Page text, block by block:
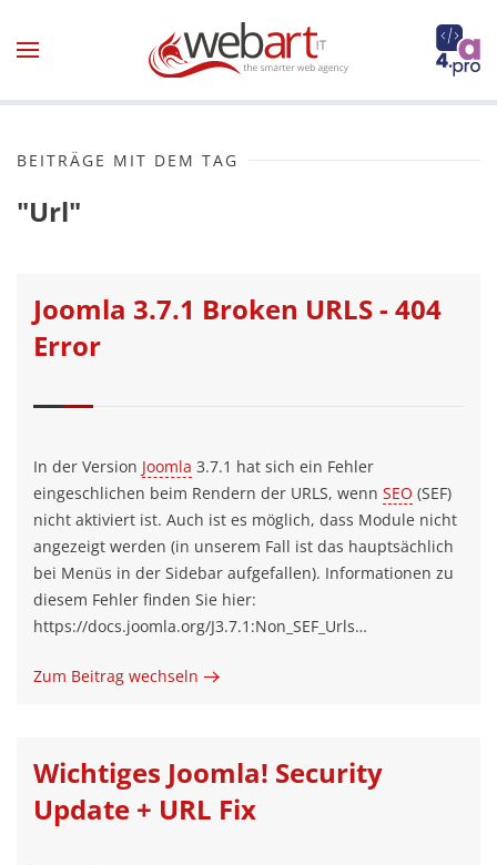
Zum Hauptinhalt springen
BEITRÄGE MIT DEM TAG
"Url"
Joomla 3.7.1 Broken URLS - 404
Error
In der Version Joomla 3.7.1 hat sich ein Fehler
eingeschlichen beim Rendern der URLS, wenn SEO (SEF)
nicht aktiviert ist. Auch ist es möglich, dass Module nicht
angezeigt werden (in unserem Fall ist das hauptsächlich
bei Menüs in der Sidebar aufgefallen). Informationen zu
diesem Fehler finden Sie hier:
https://docs.joomla.org/J3.7.1:Non_SEF_Urls…
Zum Beitrag wechseln
Wichtiges Joomla! Security
Update + URL Fix